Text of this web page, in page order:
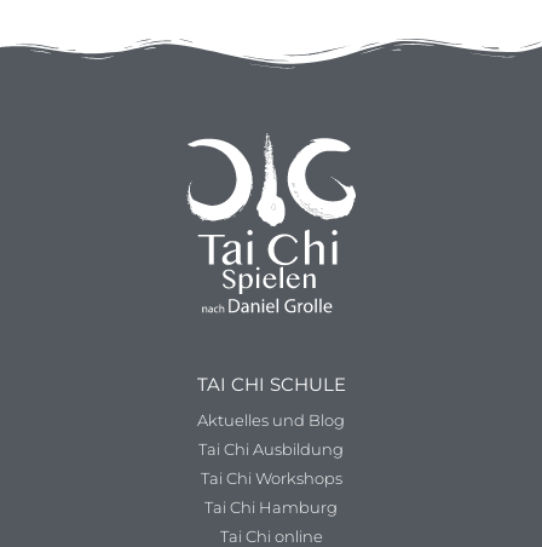
TAI CHI SCHULE
Aktuelles und Blog
Tai Chi Ausbildung
Tai Chi Workshops
Tai Chi Hamburg
Tai Chi online